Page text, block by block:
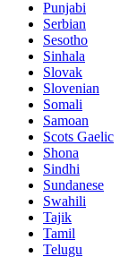
Punjabi
Serbian
Sesotho
Sinhala
Slovak
Slovenian
Somali
Samoan
Scots Gaelic
Shona
Sindhi
Sundanese
Swahili
Tajik
Tamil
Telugu